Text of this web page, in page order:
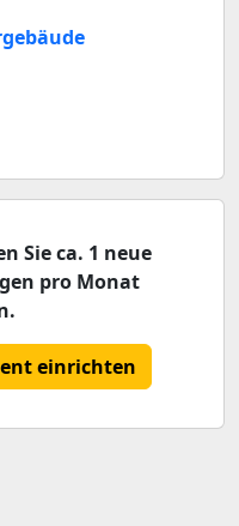
Sie ca. 1 neue
pro Monat
einrichten